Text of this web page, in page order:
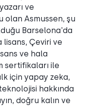
ve
olan Asmussen, şu
Barselona'da
lisans, Çeviri ve
ve hala
sertifikaları ile
için yapay zeka,
hakkında
doğru kalın ve